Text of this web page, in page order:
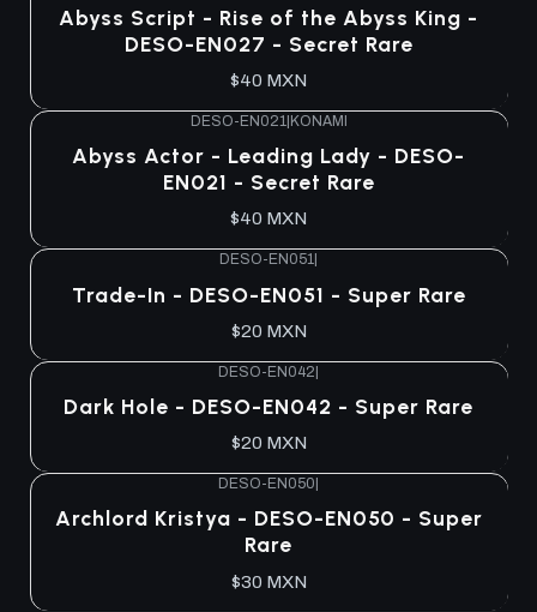
Abyss Script - Rise of the Abyss King -
DESO-EN027 - Secret Rare
$40 MXN
DESO-EN021| KONAMI
Abyss Actor - Leading Lady - DESO-
EN021 - Secret Rare
$40 MXN
DESO-EN051
Trade-In - DESO-EN051 - Super Rare
$20 MXN
DESO-EN042|
Dark Hole - DESO-EN042 - Super Rare
$20 MXN
DESO-EN050
Archlord Kristya - DESO-EN050 - Super
Rare
$30 MXN